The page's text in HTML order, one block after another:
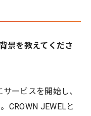
景を教えてくださ
ービスを開始し、
CROWN JEWELと